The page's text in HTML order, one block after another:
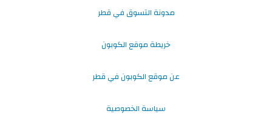
مدونة التسوق في قطر
خريطة موقع الكوبون
عن موقع الكوبون في قطر
سياسة الخصوصية